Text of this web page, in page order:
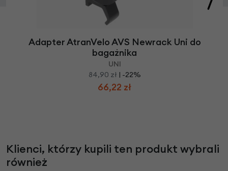
Adapter AtranVelo AVS Newrack Uni do
bagażnika
UNI
84,90 zł | -22%
66,22 zł
Klienci, którzy kupili ten produkt wybrali
również